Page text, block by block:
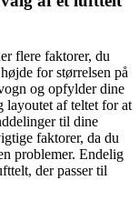
flere faktorer, du
for størrelsen på
og opfylder dine
layoutet af teltet for at
til dine
faktorer, da du
problemer. Endelig
der passer til